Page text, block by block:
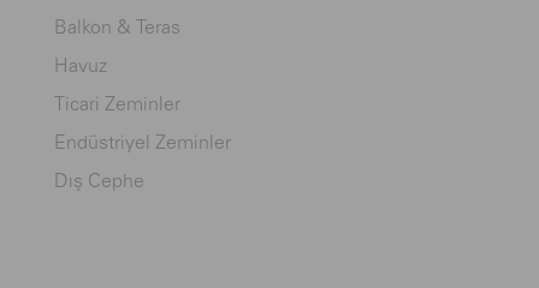
Balkon & Teras
Havuz
Ticari Zeminler
Endüstriyel Zeminler
Dış Cephe